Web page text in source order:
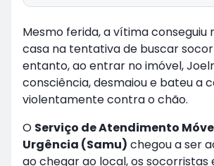
Mesmo ferida, a vítima conseguiu
casa na tentativa de buscar
entanto, ao entrar no imóvel,
consciência, desmaiou e bateu a
violentamente contra o chão.
O Serviço de Atendimento
Urgência (Samu) chegou a ser
ao chegar ao local, os